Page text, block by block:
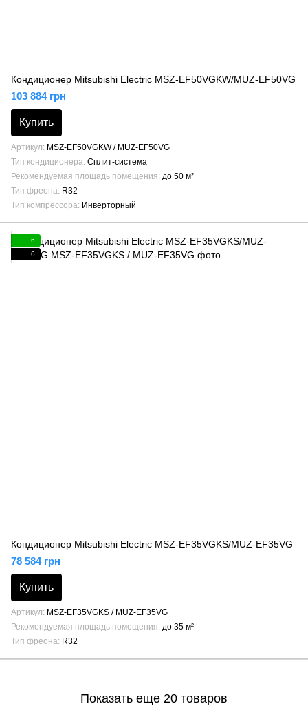
Кондиционер Mitsubishi Electric MSZ-EF50VGKW/MUZ-EF50VG
103 884 грн
Купить
Артикул
MSZ-EF50VGKW / MUZ-EF50VG
Тип кондиционера Сплит-система
Рекомендуемая площадь помещения до 50 м²
Тип фреона R32
Тип компрессора Инверторный
6
6
Кондиционер Mitsubishi Electric MSZ-EF35VGKS/MUZ-EF35VG
78 584 грн
Купить
Артикул
MSZ-EF35VGKS / MUZ-EF35VG
Рекомендуемая площадь помещения до 35 м²
Тип фреона R32
Показать еще 20 товаров